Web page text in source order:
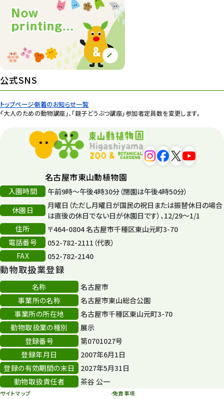
トップページ新着のお知らせ一覧
「大人のための動物講座」、「親子どうぶつ講座」参加者定員数を変更します。
公式SNS
名古屋市東山動植物園
入園時間
午前9時～午後4時30分（閉園は午後4時50分）
休園日
月曜日（ただし月曜日が国民の祝日または振替休日の場合
は直後の休日でない日が休園日です）、12/29～1/1
住所
〒464-0804 名古屋市千種区東山元町3-70
電話番号
052-782-2111（代表）
FAX
052-782-2140
動物取扱業登録
名称
名古屋市
事業所の名称
名古屋市東山総合公園
事業所の所在地
名古屋市千種区東山元町3-70
動物取扱業の種別
展示
登録番号
第0701027号
登録年月日
2007年6月1日
登録の有効期間の末日
2027年5月31日
動物取扱責任者
茶谷 公一
サイトマップ
免責事項